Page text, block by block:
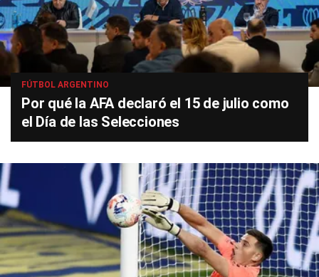
FÚTBOL ARGENTINO
Por qué la AFA declaró el 15 de julio como
el Día de las Selecciones